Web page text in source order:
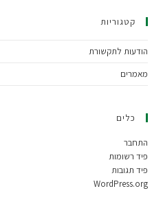
קטגוריות
הודעות לתקשורת
מאמרים
כלים
התחבר
פיד רשומות
פיד תגובות
WordPress.org